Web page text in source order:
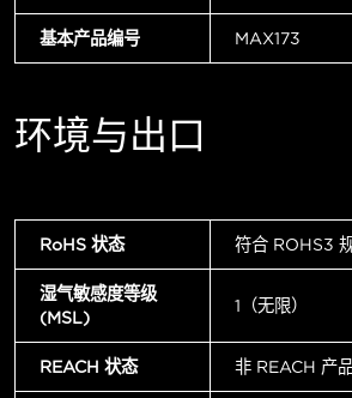
基本产品编号 MAX173
环境与出口
RoHS 状态 符合 ROHS3
湿气敏感度等级
(MSL)
1（无限）
REACH 状态 非 REACH 产